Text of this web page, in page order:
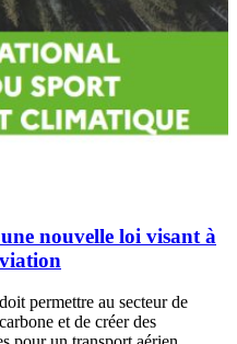
nouvelle loi visant à
permettre au secteur de
et de créer des